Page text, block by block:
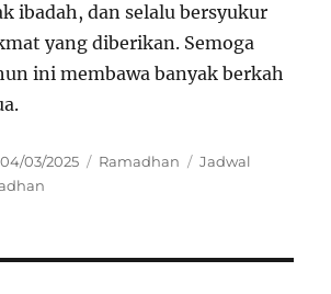
ibadah, dan selalu bersyukur
yang diberikan. Semoga
ini membawa banyak berkah
Posted
on
04/03/2025 Categories
Ramadhan Tags
Jadwal